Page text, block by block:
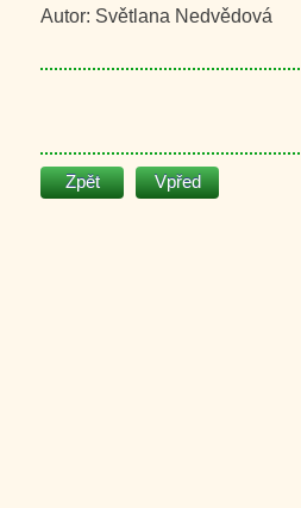
Autor: Světlana Nedvědová
Zpět Vpřed